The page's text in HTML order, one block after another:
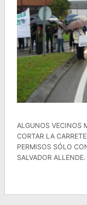
ALGUNOS VECINOS
CORTAR LA
PERMISOS SÓLO
SALVADOR ALLENDE.